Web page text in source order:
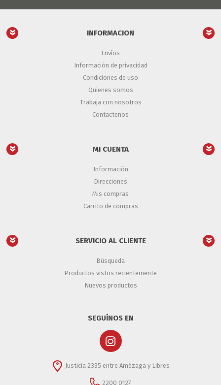
INFORMACION
Envíos
Información de privacidad
Condiciones de uso
Quienes somos
Trabaja con nosotros
Contactenos
MI CUENTA
Información
Direcciones
Mis compras
Carrito de compras
SERVICIO AL CLIENTE
Búsqueda
Productos vistos recientemente
Nuevos productos
SEGUÍNOS EN
Justicia 2335 entre Amézaga y Libres
2200 0127